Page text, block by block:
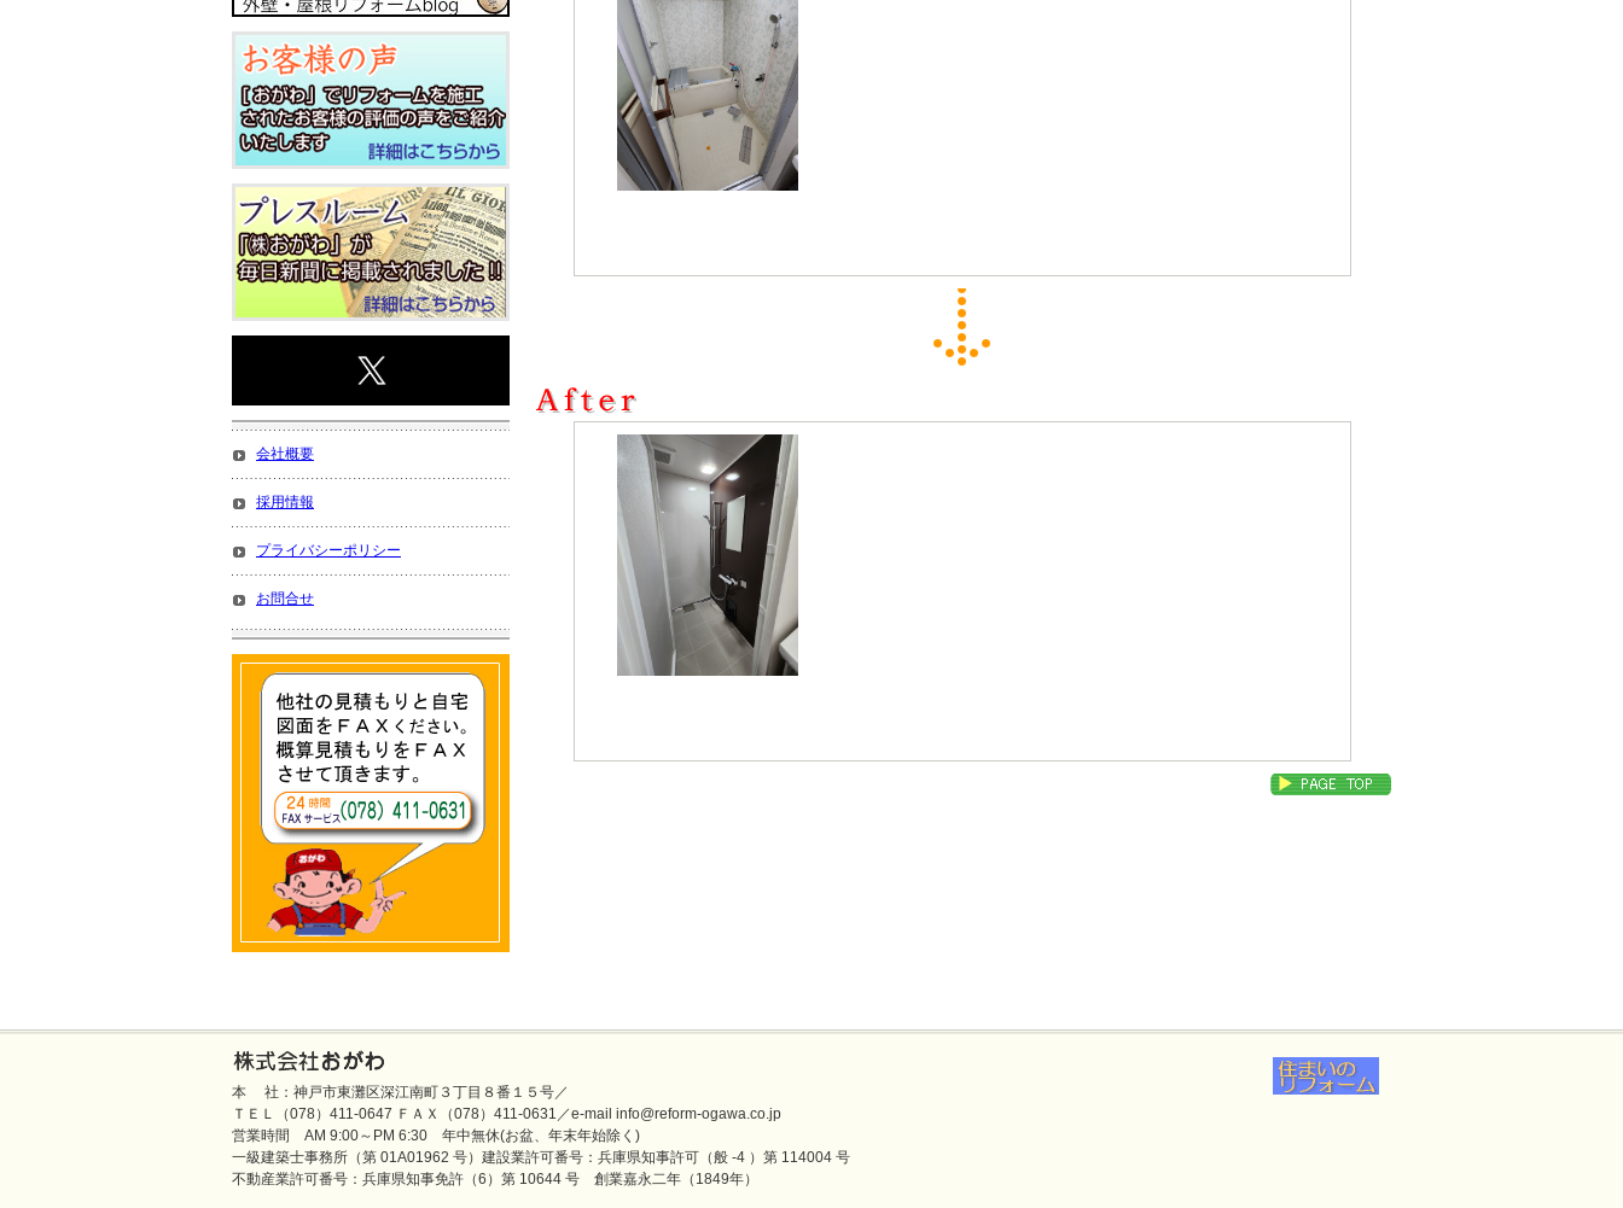
会社概要
採用情報
プライバシーポリシー
お問合せ
本 社：神戸市東灘区深江南町３丁目８番１５号／
ＴＥＬ（078）411-0647 ＦＡＸ（078）411-0631／e-mail info@reform-ogawa.co.jp
営業時間 AM 9:00～PM 6:30 年中無休(お盆、年末年始除く)
一級建築士事務所（第 01A01962 号）建設業許可番号：兵庫県知事許可（般 -4 ）第 114004 号
不動産業許可番号：兵庫県知事免許（6）第 10644 号 創業嘉永二年（1849年）